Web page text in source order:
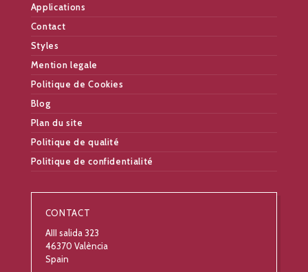
Applications
Contact
Styles
Mention legale
Politique de Cookies
Blog
Plan du site
Politique de qualité
Politique de confidentialité
CONTACT
AIII salida 323
46370 València
Spain